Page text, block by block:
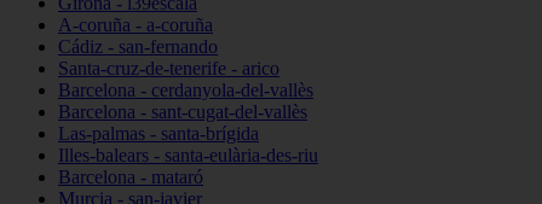
A-coruña - a-coruña
Cádiz - san-fernando
Santa-cruz-de-tenerife - arico
Barcelona - cerdanyola-del-vallès
Barcelona - sant-cugat-del-vallès
Las-palmas - santa-brígida
Illes-balears - santa-eulària-des-riu
Barcelona - mataró
Murcia - san-javier